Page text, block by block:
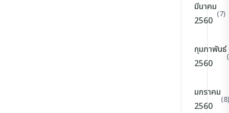
มีนาคม
2560
(7)
กุมภาพันธ์
2560
มกราคม
2560
(8)